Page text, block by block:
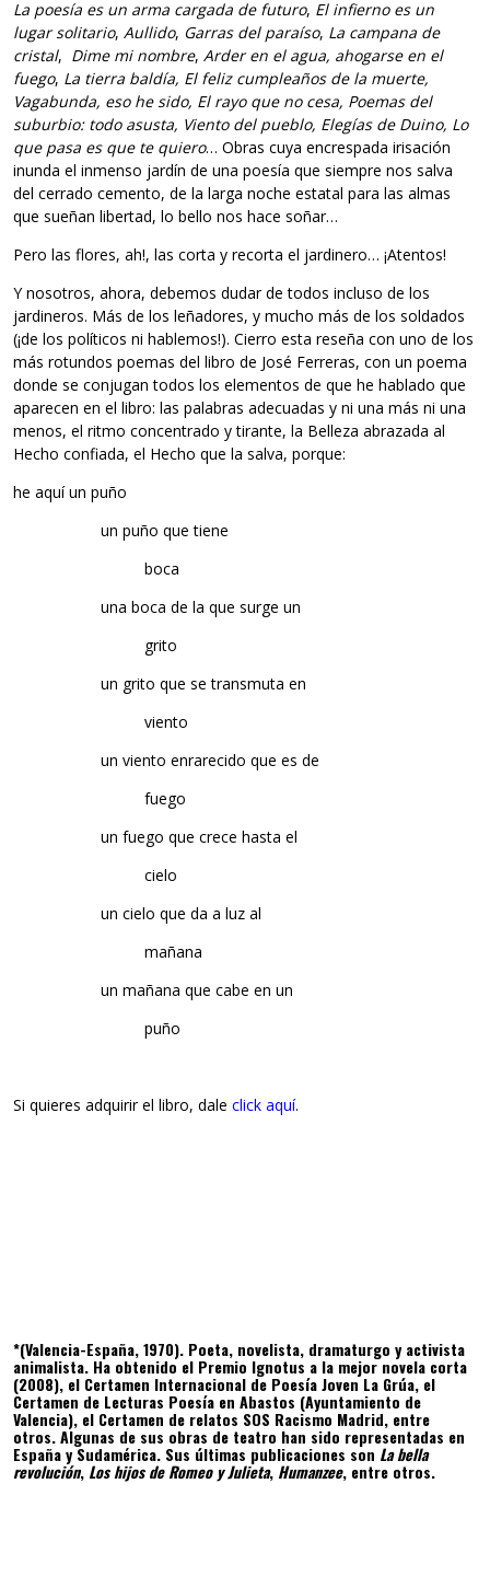
La poesía es un arma cargada de futuro, El infierno es un
lugar solitario, Aullido, Garras del paraíso, La campana de
cristal, Dime mi nombre, Arder en el agua, ahogarse en el
fuego, La tierra baldía, El feliz cumpleaños de la muerte,
Vagabunda, eso he sido, El rayo que no cesa, Poemas del
suburbio: todo asusta, Viento del pueblo, Elegías de Duino, Lo
que pasa es que te quiero… Obras cuya encrespada irisación
inunda el inmenso jardín de una poesía que siempre nos salva
del cerrado cemento, de la larga noche estatal para las almas
que sueñan libertad, lo bello nos hace soñar…
Pero las flores, ah!, las corta y recorta el jardinero… ¡Atentos!
Y nosotros, ahora, debemos dudar de todos incluso de los
jardineros. Más de los leñadores, y mucho más de los soldados
(¡de los políticos ni hablemos!). Cierro esta reseña con uno de los
más rotundos poemas del libro de José Ferreras, con un poema
donde se conjugan todos los elementos de que he hablado que
aparecen en el libro: las palabras adecuadas y ni una más ni una
menos, el ritmo concentrado y tirante, la Belleza abrazada al
Hecho confiada, el Hecho que la salva, porque:
he aquí un puño
un puño que tiene
boca
una boca de la que surge un
grito
un grito que se transmuta en
viento
un viento enrarecido que es de
fuego
un fuego que crece hasta el
cielo
un cielo que da a luz al
mañana
un mañana que cabe en un
puño
Si quieres adquirir el libro, dale click aquí.
*(Valencia-España, 1970). Poeta, novelista, dramaturgo y activista
animalista. Ha obtenido el Premio Ignotus a la mejor novela corta
(2008), el Certamen Internacional de Poesía Joven La Grúa, el
Certamen de Lecturas Poesía en Abastos (Ayuntamiento de
Valencia), el Certamen de relatos SOS Racismo Madrid, entre
otros. Algunas de sus obras de teatro han sido representadas en
España y Sudamérica. Sus últimas publicaciones son La bella
revolución, Los hijos de Romeo y Julieta, Humanzee, entre otros.